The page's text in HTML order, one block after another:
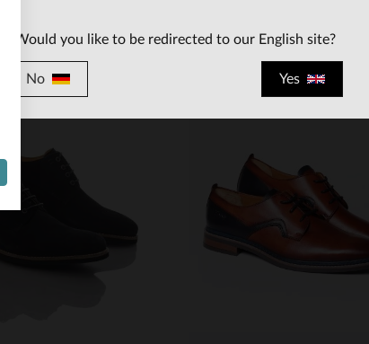
VERFÜGBARE GRÖSSEN
41
Would you like to be redirected to our English site?
No Yes